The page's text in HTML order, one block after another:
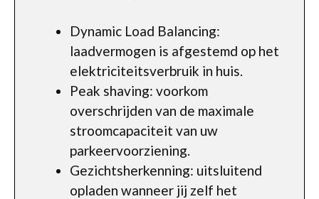
Dynamic Load Balancing:
laadvermogen is afgestemd op het
elektriciteitsverbruik in huis.
Peak shaving: voorkom
overschrijden van de maximale
stroomcapaciteit van uw
parkeervoorziening.
Gezichtsherkenning: uitsluitend
opladen wanneer jij zelf het